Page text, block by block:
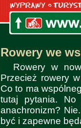
Rowery we
Rowery w
Przecież rowery
Co to ma
tutaj pytania.
anachronizm?
być i zapewne